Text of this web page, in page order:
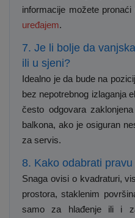
informacije možete
uređajem.
7. Je li bolje da
ili u sjeni?
Idealno je da bude na
bez nepotrebnog izlaganja
često odgovara
balkona, ako je osiguran
za servis.
8. Kako odabrati
Snaga ovisi o kvadraturi,
prostora, staklenim
samo za hlađenje ili i